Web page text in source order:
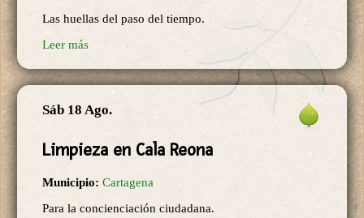
Las huellas del paso del tiempo.
Leer más
Sáb 18 Ago.
Limpieza en Cala Reona
Municipio: Cartagena
Para la concienciación ciudadana.